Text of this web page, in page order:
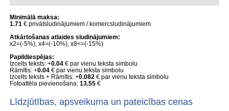
Minimālā maksa:
1.71€ privātsludinājumiem / komercsludinājumiem
Atkārtošanas atlaides sludinājumiem:
x2=(-5%), x4=(-10%), x8<=(-15%)
Papildiespējas:
Izcelts teksts: +0.04€ par vienu teksta simbolu
Rāmītis: +0.04€ par vienu teksta simbolu
Izcelts teksts + Rāmītis: +0.082€ par vienu teksta simbolu
Fotoattēla pievienošana: 13.55€
Līdzjūtības, apsveikuma un pateicības cenas